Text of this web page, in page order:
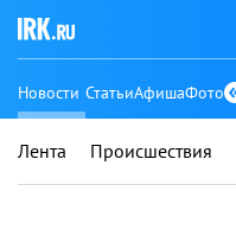
Новости СтатьиАфишаФото
Лента Происшествия